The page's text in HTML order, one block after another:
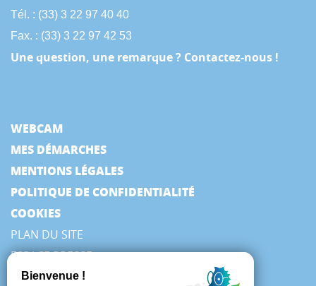
Tél. : (33) 3 22 97 40 40
Fax. : (33) 3 22 97 42 53
Une question, une remarque ? Contactez-nous !
WEBCAM
MES DÉMARCHES
MENTIONS LÉGALES
POLITIQUE DE CONFIDENTIALITÉ
COOKIES
PLAN DU SITE
ESPACE PRESSE